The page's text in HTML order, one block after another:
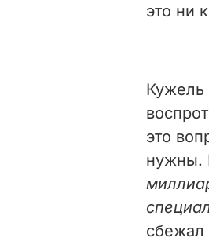
это ни
Кужель
это
нужны.
сбежал